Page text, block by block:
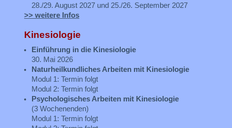
28./29. August 2027 und 25./26. September 2027
>> weitere Infos
Kinesiologie
Einführung in die Kinesiologie
30. Mai 2026
Naturheilkundliches Arbeiten mit Kinesiologie
Modul 1: Termin folgt
Modul 2: Termin folgt
Psychologisches Arbeiten mit Kinesiologie
(3 Wochenenden)
Modul 1: Termin folgt